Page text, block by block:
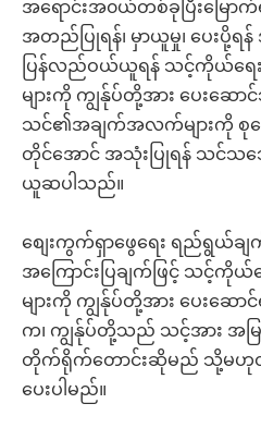
အရောင်းအ၀ယ်တစ်ခုပြီးမြေ
အတည်ပြုရန်၊ မှာယူမှု၊ ပေးပို့ရ
ပြန်လည်ဝယ်ယူရန် သင့်ကိုယ်ရ
များကို ကျွန်ုပ်တို့အား ပေးဆေ
သင်၏အချက်အလက်များကို စုဆ
တိုင်အောင် အသုံးပြုရန် သင်
ယူဆပါသည်။
စျေးကွက်ရှာဖွေရေး ရည်ရွယ်ချ
အကြောင်းပြချက်ဖြင့် သင့်
များကို ကျွန်ုပ်တို့အား ပေးဆော
က၊ ကျွန်ုပ်တို့သည် သင့်အား အမ
တိုက်ရိုက်တောင်းဆိုမည် သို့မဟုတ်
ပေးပါမည်။